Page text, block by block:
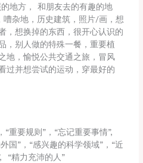
地方， 和朋友去的有趣的地
杂地，历史建筑，照片/画，想
，想换掉的东西，很开心认识的
，别人做的特殊一餐，重要植
地，愉悦公共交通之旅，冒风
过并想尝试的运动，穿最好的
重要规则”，“忘记重要事情”,
国”，“感兴趣的科学领域”，“近
“精力充沛的人”